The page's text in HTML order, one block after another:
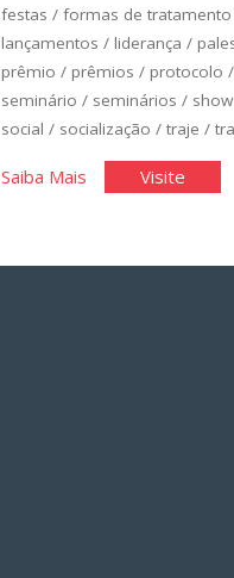
festas / formas de tratamento
lançamentos / liderança /
prêmio / prêmios / protocolo /
seminário / seminários / show
social / socialização / traje /
Saiba Mais"Cerimonial
Visite